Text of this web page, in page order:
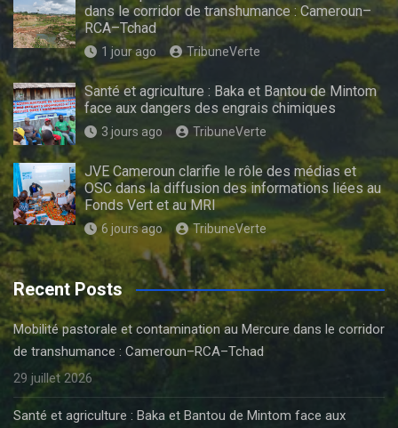
dans le corridor de transhumance : Cameroun–
RCA–Tchad
1 jour ago TribuneVerte
Santé et agriculture : Baka et Bantou de Mintom
face aux dangers des engrais chimiques
3 jours ago TribuneVerte
JVE Cameroun clarifie le rôle des médias et
OSC dans la diffusion des informations liées au
Fonds Vert et au MRI
6 jours ago TribuneVerte
Recent Posts
Mobilité pastorale et contamination au Mercure dans le corridor
de transhumance : Cameroun–RCA–Tchad
29 juillet 2026
Santé et agriculture : Baka et Bantou de Mintom face aux